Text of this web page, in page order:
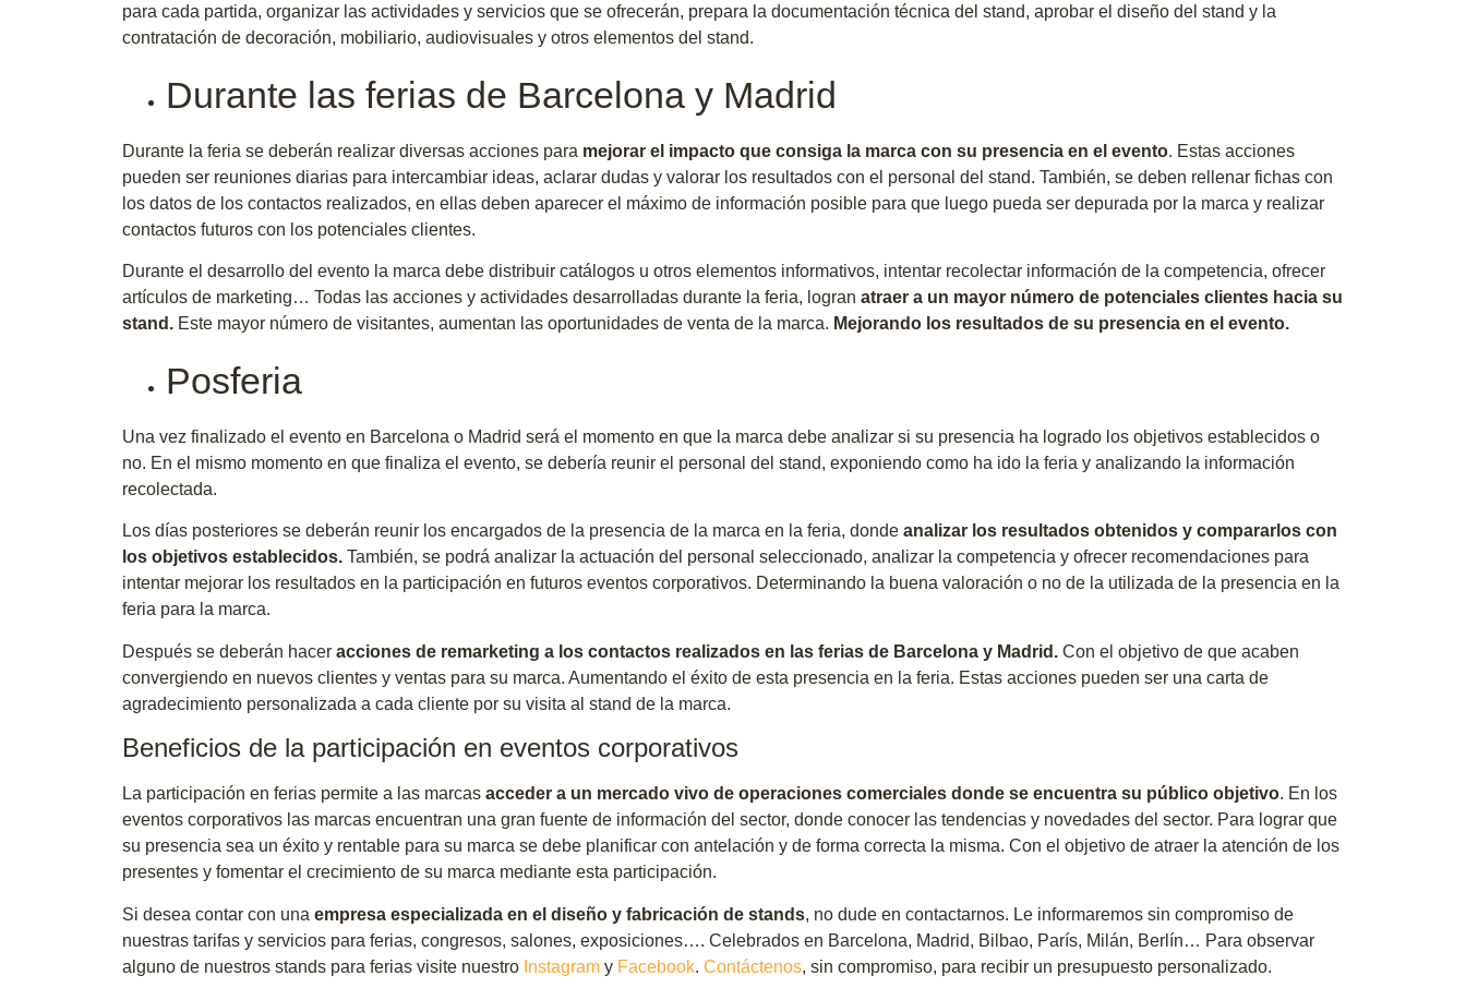
para cada partida, organizar las actividades y servicios que se ofrecerán, prepara la documentación técnica del stand, aprobar el diseño del stand y la
contratación de decoración, mobiliario, audiovisuales y otros elementos del stand.
Durante las ferias de Barcelona y Madrid
Durante la feria se deberán realizar diversas acciones para mejorar el impacto que consiga la marca con su presencia en el evento. Estas acciones
pueden ser reuniones diarias para intercambiar ideas, aclarar dudas y valorar los resultados con el personal del stand. También, se deben rellenar fichas con
los datos de los contactos realizados, en ellas deben aparecer el máximo de información posible para que luego pueda ser depurada por la marca y realizar
contactos futuros con los potenciales clientes.
Durante el desarrollo del evento la marca debe distribuir catálogos u otros elementos informativos, intentar recolectar información de la competencia, ofrecer
artículos de marketing… Todas las acciones y actividades desarrolladas durante la feria, logran atraer a un mayor número de potenciales clientes hacia su
stand. Este mayor número de visitantes, aumentan las oportunidades de venta de la marca. Mejorando los resultados de su presencia en el evento.
Posferia
Una vez finalizado el evento en Barcelona o Madrid será el momento en que la marca debe analizar si su presencia ha logrado los objetivos establecidos o
no. En el mismo momento en que finaliza el evento, se debería reunir el personal del stand, exponiendo como ha ido la feria y analizando la información
recolectada.
Los días posteriores se deberán reunir los encargados de la presencia de la marca en la feria, donde analizar los resultados obtenidos y compararlos con
los objetivos establecidos. También, se podrá analizar la actuación del personal seleccionado, analizar la competencia y ofrecer recomendaciones para
intentar mejorar los resultados en la participación en futuros eventos corporativos. Determinando la buena valoración o no de la utilizada de la presencia en la
feria para la marca.
Después se deberán hacer acciones de remarketing a los contactos realizados en las ferias de Barcelona y Madrid. Con el objetivo de que acaben
convergiendo en nuevos clientes y ventas para su marca. Aumentando el éxito de esta presencia en la feria. Estas acciones pueden ser una carta de
agradecimiento personalizada a cada cliente por su visita al stand de la marca.
Beneficios de la participación en eventos corporativos
La participación en ferias permite a las marcas acceder a un mercado vivo de operaciones comerciales donde se encuentra su público objetivo. En los
eventos corporativos las marcas encuentran una gran fuente de información del sector, donde conocer las tendencias y novedades del sector. Para lograr que
su presencia sea un éxito y rentable para su marca se debe planificar con antelación y de forma correcta la misma. Con el objetivo de atraer la atención de los
presentes y fomentar el crecimiento de su marca mediante esta participación.
Si desea contar con una empresa especializada en el diseño y fabricación de stands, no dude en contactarnos. Le informaremos sin compromiso de
nuestras tarifas y servicios para ferias, congresos, salones, exposiciones…. Celebrados en Barcelona, Madrid, Bilbao, París, Milán, Berlín… Para observar
alguno de nuestros stands para ferias visite nuestro Instagram y Facebook. Contáctenos, sin compromiso, para recibir un presupuesto personalizado.